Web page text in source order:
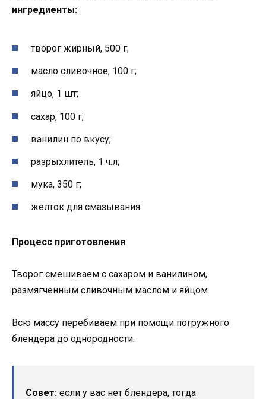
ингредиенты:
творог жирный, 500 г;
масло сливочное, 100 г;
яйцо, 1 шт;
сахар, 100 г;
ванилин по вкусу;
разрыхлитель, 1 ч.л;
мука, 350 г;
желток для смазывания.
Процесс приготовления
Творог смешиваем с сахаром и ванилином,
размягченным сливочным маслом и яйцом.
Всю массу перебиваем при помощи погружного
блендера до однородности.
Совет: если у вас нет блендера, тогда